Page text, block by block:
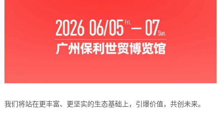
我们将站在更丰富、更坚实的生态基础上，引爆价值，共创未来。